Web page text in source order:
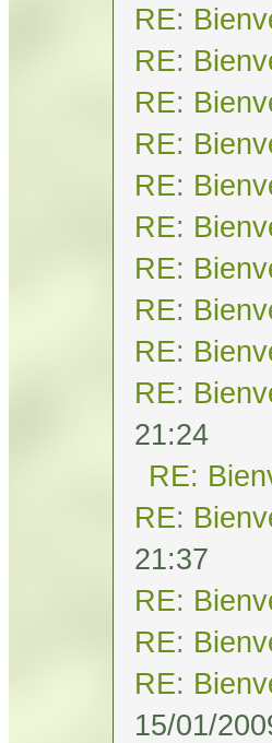
RE:
RE:
RE:
RE:
RE:
RE:
RE:
RE:
RE:
RE:
21:24
RE:
RE:
21:37
RE:
RE:
RE:
15/01/